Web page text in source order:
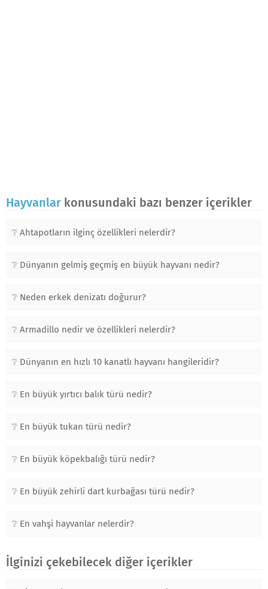
Hayvanlar konusundaki bazı benzer içerikler
Ahtapotların ilginç özellikleri nelerdir?
Dünyanın gelmiş geçmiş en büyük hayvanı nedir?
Neden erkek denizatı doğurur?
Armadillo nedir ve özellikleri nelerdir?
Dünyanın en hızlı 10 kanatlı hayvanı hangileridir?
En büyük yırtıcı balık türü nedir?
En büyük tukan türü nedir?
En büyük köpekbalığı türü nedir?
En büyük zehirli dart kurbağası türü nedir?
En vahşi hayvanlar nelerdir?
İlginizi çekebilecek diğer içerikler